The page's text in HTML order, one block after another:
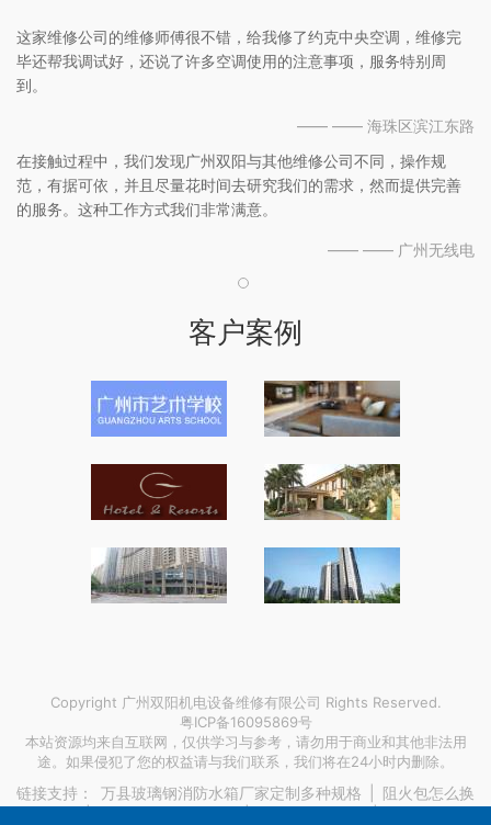
这家维修公司的维修师傅很不错，给我修了约克中央空调，维修完
毕还帮我调试好，还说了许多空调使用的注意事项，服务特别周
到。
—— —— 海珠区滨江东路
在接触过程中，我们发现广州双阳与其他维修公司不同，操作规
范，有据可依，并且尽量花时间去研究我们的需求，然而提供完善
的服务。这种工作方式我们非常满意。
—— —— 广州无线电
客户案例
Copyright 广州双阳机电设备维修有限公司 Rights Reserved.
粤ICP备16095869号
本站资源均来自互联网，仅供学习与参考，请勿用于商业和其他非法用
途。如果侵犯了您的权益请与我们联系，我们将在24小时内删除。
链接支持： 万县玻璃钢消防水箱厂家定制多种规格
阻火包怎么换